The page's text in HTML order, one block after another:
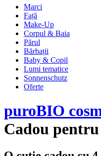
Marci
Față
Make-Up
Corpul & Baia
Părul
Bărbații
Baby & Copil
Lumi tematice
Sonnenschutz
Oferte
puroBIO
Cadou